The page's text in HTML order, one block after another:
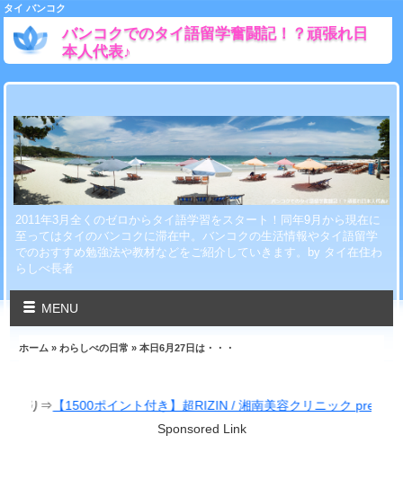
タイ バンコク
バンコクでのタイ語留学奮闘記！？頑張れ日
本人代表♪
2011年3月全くのゼロからタイ語学習をスタート！同年9月から現在に
至ってはタイのバンコクに滞在中。バンコクの生活情報やタイ語留学
でのおすすめ勉強法や教材などをご紹介していきます。by タイ在住わ
らしべ長者
MENU
ホーム »わらしべの日常 » 本日6月27日は・・・
ポイント付き】超RIZIN / 湘南美容クリニック presents RIZIN.38
Sponsored Link